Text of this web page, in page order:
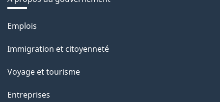
Thèmes
sujets
Emplois
Immigration et citoyenneté
Voyage et tourisme
Entreprises